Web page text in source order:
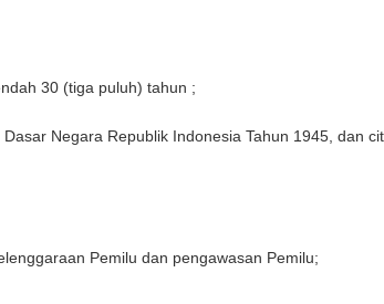
30 (tiga puluh) tahun ;
Negara Republik Indonesia Tahun 1945, dan
Pemilu dan pengawasan Pemilu;